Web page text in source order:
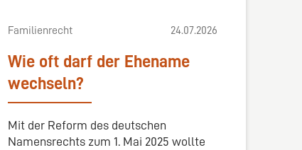
Familienrecht 24.07.2026
Wie oft darf der Ehename
wechseln?
Mit der Reform des deutschen
Namensrechts zum 1. Mai 2025 wollte